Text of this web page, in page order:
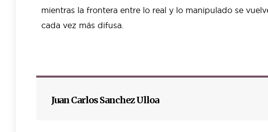
mientras la frontera entre lo real y lo manipulado se
cada vez más difusa.
Juan Carlos Sanchez Ulloa